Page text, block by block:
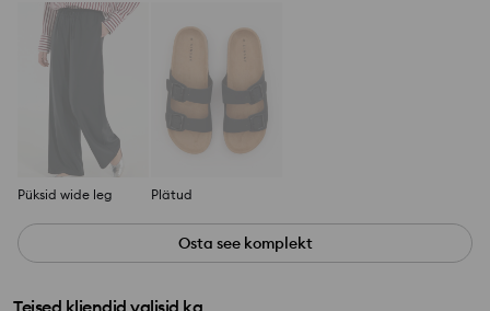
Püksid wide leg Plätud
Osta see komplekt